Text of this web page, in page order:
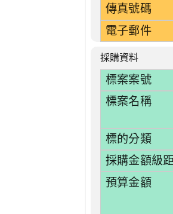
傳真號碼
電子郵件
採購資料
標案案號
標案名稱
標的分類
採購金額級
預算金額